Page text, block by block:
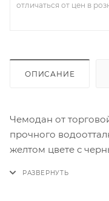
отличаться от цен в
ОПИСАНИЕ
Чемодан от
прочного
желтом цвете с